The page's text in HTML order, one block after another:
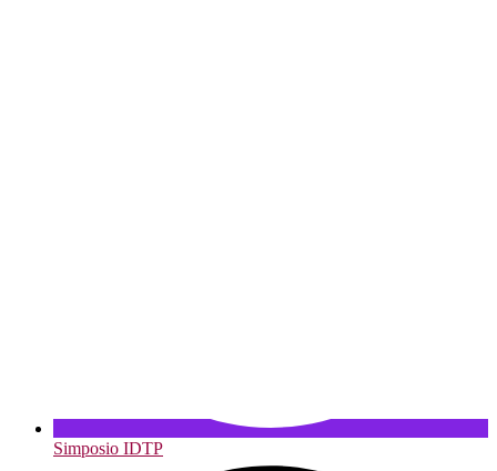
Simposio IDTP